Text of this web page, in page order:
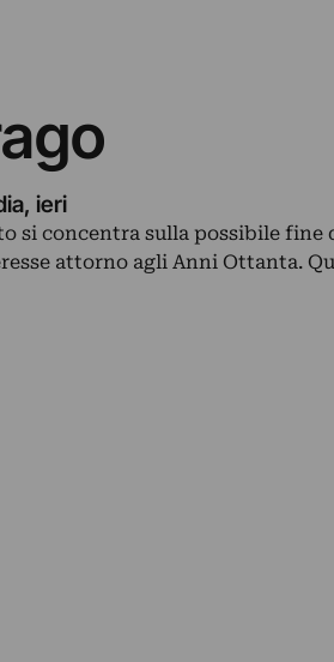
ieri
si concentra sulla possibile fine
attorno agli Anni Ottanta.